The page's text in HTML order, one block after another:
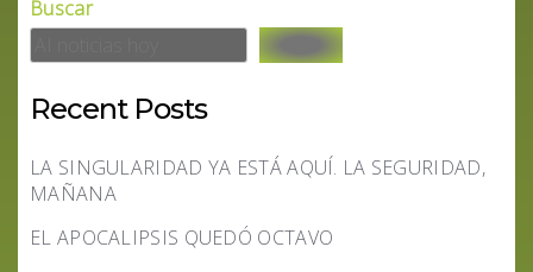
Buscar
Recent Posts
LA SINGULARIDAD YA ESTÁ AQUÍ. LA SEGURIDAD,
MAÑANA
EL APOCALIPSIS QUEDÓ OCTAVO